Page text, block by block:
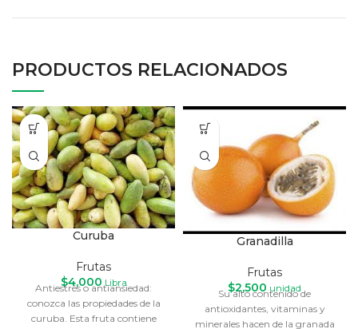
PRODUCTOS RELACIONADOS
Curuba
Frutas
$4,000 Libra
Antiestrés o antiansiedad:
conozca las propiedades de la
curuba. Esta fruta contiene
Granadilla
Frutas
$2,500 unidad
Su alto contenido de
antioxidantes, vitaminas y
minerales hacen de la granada